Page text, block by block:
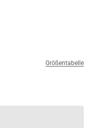
Größentabelle